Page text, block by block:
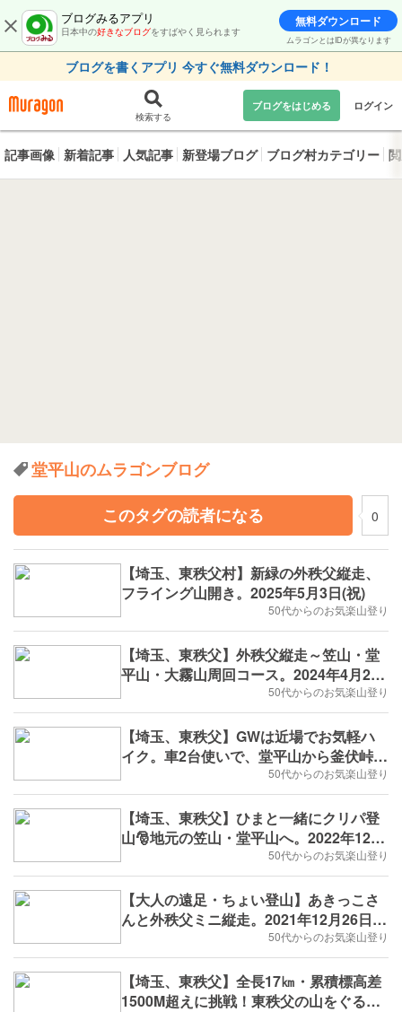
ブログみるアプリ
日本中の好きなブログをすばやく見られます
無料ダウンロード
ムラゴンとはIDが異なります
ブログを書くアプリ 今すぐ無料ダウンロード！
検索する
ブログをはじめる ログイン
記事画像 新着記事 人気記事 新登場ブログ ブログ村カテゴリー
堂平山のムラゴンブログ
このタグの読者になる
0
【埼玉、東秩父村】新緑の外秩父縦走、
フライング山開き。2025年5月3日(祝)
50代からのお気楽山登り
【埼玉、東秩父】外秩父縦走～笠山・堂
平山・大霧山周回コース。2024年4月29
50代からのお気楽山登り
【埼玉、東秩父】GWは近場でお気軽ハ
イク。車2台使いで、堂平山から釜伏峠ま
で外秩父縦走。2023年5月3日(祝)
50代からのお気楽山登り
【埼玉、東秩父】ひまと一緒にクリパ登
山🎅地元の笠山・堂平山へ。2022年12月
50代からのお気楽山登り
【大人の遠足・ちょい登山】あきっこさ
んと外秩父ミニ縦走。2021年12月26日
50代からのお気楽山登り
【埼玉、東秩父】全長17㎞・累積標高差
1500M超えに挑戦！東秩父の山をぐるっ